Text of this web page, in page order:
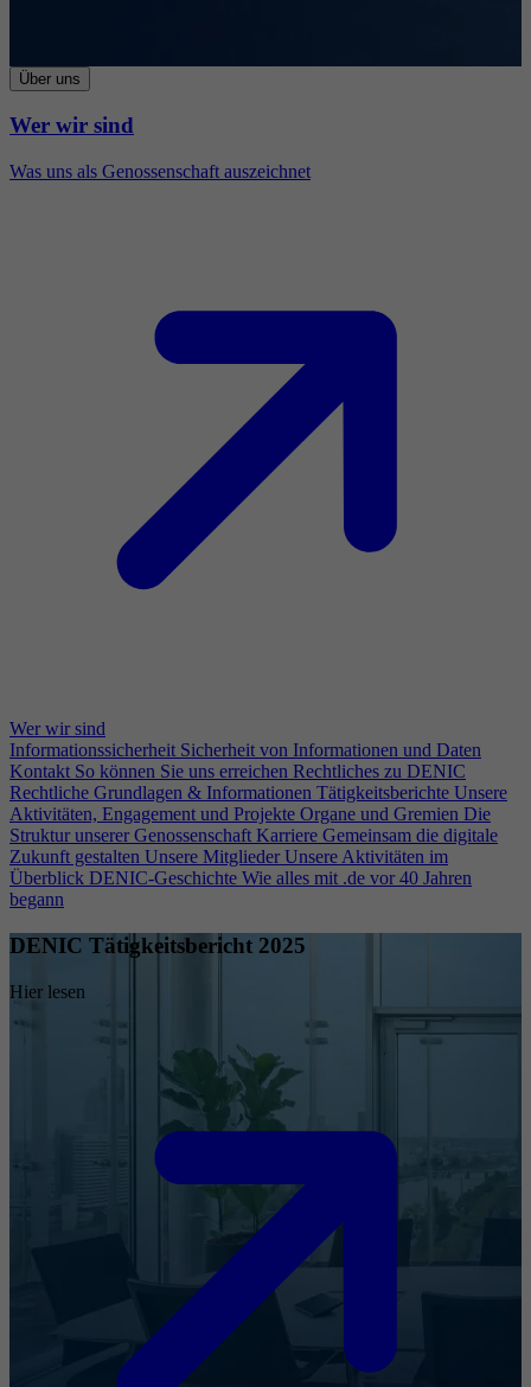
Über uns
Wer wir sind
Was uns als Genossenschaft auszeichnet
Wer wir sind
Informationssicherheit Sicherheit von Informationen und Daten
Kontakt So können Sie uns erreichen Rechtliches zu DENIC
Rechtliche Grundlagen & Informationen Tätigkeitsberichte Unsere
Aktivitäten, Engagement und Projekte Organe und Gremien Die
Struktur unserer Genossenschaft Karriere Gemeinsam die digitale
Zukunft gestalten Unsere Mitglieder Unsere Aktivitäten im
Überblick DENIC-Geschichte Wie alles mit .de vor 40 Jahren
begann
DENIC Tätigkeitsbericht 2025
Hier lesen